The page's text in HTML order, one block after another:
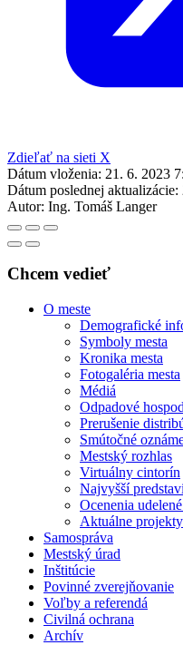
Zdieľať na sieti X
Dátum vloženia: 21. 6. 2023
Dátum poslednej aktualizácie:
Autor: Ing. Tomáš Langer
Chcem vedieť
O meste
Demografické
Symboly mesta
Kronika mesta
Fotogaléria mesta
Médiá
Odpadové
Prerušenie
Smútočné
Mestský rozhlas
Virtuálny cintorín
Najvyšší
Ocenenia
Aktuálne projekty
Samospráva
Mestský úrad
Inštitúcie
Povinné zverejňovanie
Voľby a referendá
Civilná ochrana
Archív